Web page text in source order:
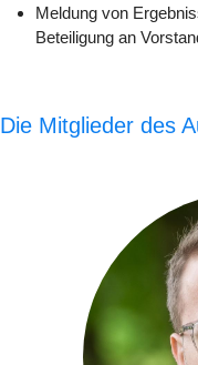
Meldung von
Beteiligung an
Die Mitglieder des